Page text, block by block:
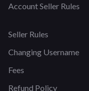
Account Seller Rules
Seller Rules
Changing Username
Fees
Refund Policy